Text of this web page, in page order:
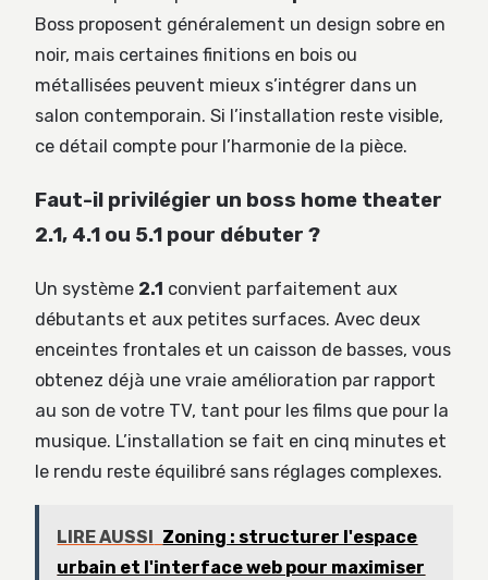
Boss proposent généralement un design sobre en
noir, mais certaines finitions en bois ou
métallisées peuvent mieux s’intégrer dans un
salon contemporain. Si l’installation reste visible,
ce détail compte pour l’harmonie de la pièce.
Faut-il privilégier un boss home theater
2.1, 4.1 ou 5.1 pour débuter ?
Un système 2.1 convient parfaitement aux
débutants et aux petites surfaces. Avec deux
enceintes frontales et un caisson de basses, vous
obtenez déjà une vraie amélioration par rapport
au son de votre TV, tant pour les films que pour la
musique. L’installation se fait en cinq minutes et
le rendu reste équilibré sans réglages complexes.
LIRE AUSSI
Zoning : structurer l'espace
urbain et l'interface web pour maximiser